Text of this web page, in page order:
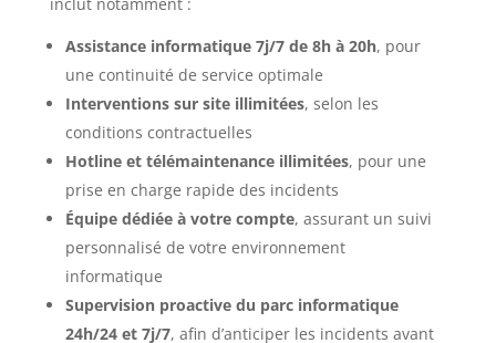
inclut notamment :
Assistance informatique 7j/7 de 8h à 20h, pour
une continuité de service optimale
Interventions sur site illimitées, selon les
conditions contractuelles
Hotline et télémaintenance illimitées, pour une
prise en charge rapide des incidents
Équipe dédiée à votre compte, assurant un suivi
personnalisé de votre environnement
informatique
Supervision proactive du parc informatique
24h/24 et 7j/7, afin d’anticiper les incidents avant